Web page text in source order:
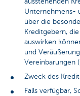
Unternehmens-
über die
Kreditgebern,
auswirken
und
Vereinbarungen
Zweck des
Falls verfügbar,